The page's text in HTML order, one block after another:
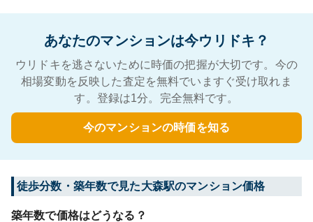
あなたのマンションは今ウリドキ？
ウリドキを逃さないために時価の把握が大切です。今の
相場変動を反映した査定を無料でいますぐ受け取れま
す。登録は1分。完全無料です。
今のマンションの時価を知る
徒歩分数・築年数で見た大森駅のマンション価格
築年数で価格はどうなる？